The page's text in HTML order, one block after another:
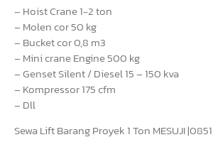
– Hoist Crane 1-2 ton
– Molen cor 50 kg
– Bucket cor 0,8 m3
– Mini crane Engine 500 kg
– Genset Silent / Diesel 15 – 150 kva
– Kompressor 175 cfm
– Dll
Sewa Lift Barang Proyek 1 Ton MESUJI